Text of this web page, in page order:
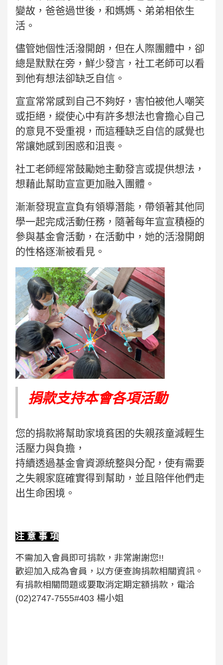
變故，爸爸過世後，和媽媽、弟弟相依生
活。
儘管她個性活潑開朗，但在人際團體中，卻
總是默默在旁，鮮少發言，社工老師可以看
到他有想法卻缺乏自信。
宣宣常常感到自己不夠好，害怕被他人嘲笑
或拒絕，縱使心中有許多想法也會擔心自己
的意見不受重視，而這種缺乏自信的感覺也
常讓她感到困惑和沮喪。
社工老師經常鼓勵她主動發言或提供想法，
想藉此幫助宣宣更加融入團體。
漸漸發現宣宣負有領導潛能，帶領著其他同
學一起完成活動任務，隨著每年宣宣積極的
參與基金會活動，在活動中，她的活潑開朗
的性格逐漸被看見。
捐款支持本會各項活動
您的捐款將幫助家境貧困的失親孩童減輕生
活壓力與負擔，
持續透過基金會資源統整與分配，使有需要
之失親家庭確實得到幫助，並且陪伴他們走
出生命困境。
注 意 事 項
不需加入會員即可捐款，非常謝謝您!!
歡迎加入成為會員，以方便查詢捐款相關資訊。
有捐款相關問題或要取消定期定額捐款，電洽
(02)2747-7555#403 楊小姐